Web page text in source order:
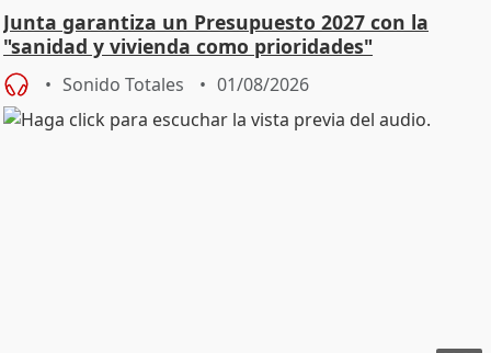
Junta garantiza un Presupuesto 2027 con la
"sanidad y vivienda como prioridades"
Sonido Totales 01/08/2026